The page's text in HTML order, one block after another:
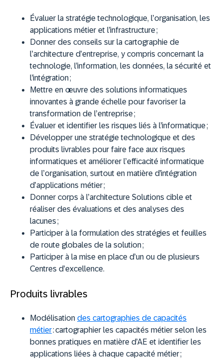
Évaluer la stratégie technologique, l’organisation, les
applications métier et l’infrastructure ;
Donner des conseils sur la cartographie de
l’architecture d’entreprise, y compris concernant la
technologie, l’information, les données, la sécurité et
l’intégration ;
Mettre en œuvre des solutions informatiques
innovantes à grande échelle pour favoriser la
transformation de l’entreprise ;
Évaluer et identifier les risques liés à l’informatique ;
Développer une stratégie technologique et des
produits livrables pour faire face aux risques
informatiques et améliorer l’efficacité informatique
de l’organisation, surtout en matière d’intégration
d’applications métier ;
Donner corps à l’architecture Solutions cible et
réaliser des évaluations et des analyses des
lacunes ;
Participer à la formulation des stratégies et feuilles
de route globales de la solution ;
Participer à la mise en place d’un ou de plusieurs
Centres d’excellence.
Produits livrables
Modélisation des cartographies de capacités
métier:cartographier les capacités métier selon les
bonnes pratiques en matière d’AE et identifier les
applications liées à chaque capacité métier ;